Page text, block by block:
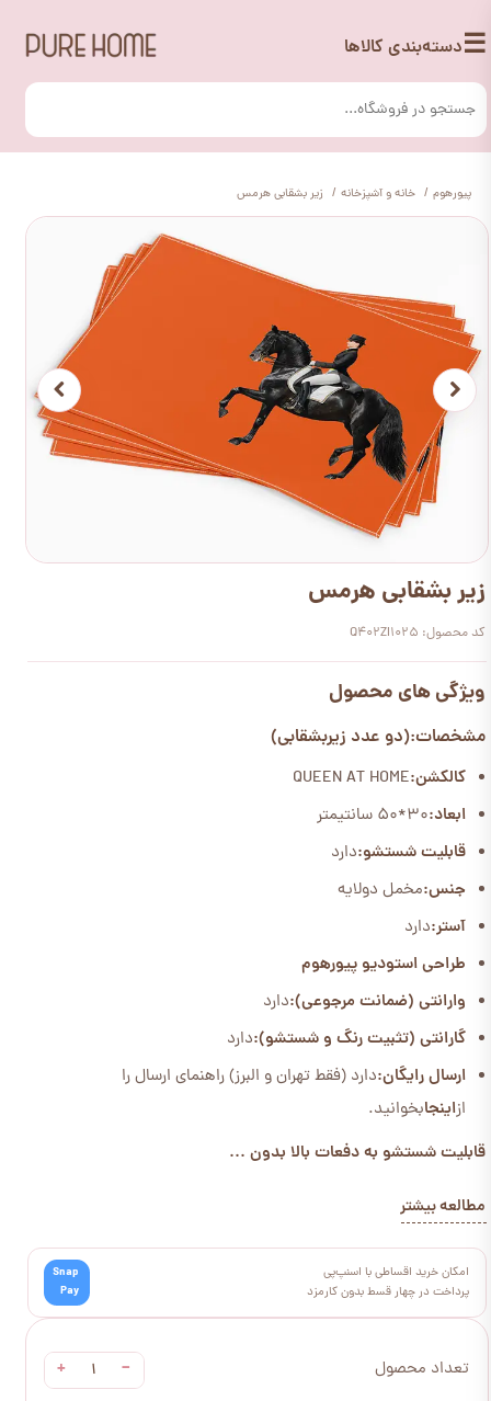
☰دسته‌بندی کالاها
پیورهوم خانه و آشپزخانه زیر بشقابی هرمس
تعداد محصول −
+
زیر بشقابی هرمس
کد محصول: Q402ZI1025
ویژگی های محصول
مشخصات:(دو عدد زیربشقابی)
کالکشن:QUEEN AT HOME
ابعاد:30*50 سانتیمتر
قابلیت شستشو:دارد
جنس:مخمل دولایه
آستر:دارد
طراحی استودیو پیورهوم
وارانتی (ضمانت مرجوعی):دارد
گارانتی (تثبیت رنگ و شستشو):دارد
ارسال رایگان:دارد (فقط تهران و البرز) راهنمای ارسال را
ازاینجابخوانید.
قابلیت شستشو به دفعات بالا بدون ...
مطالعه بیشتر
امکان خرید اقساطی با اسنپ‌پی
پرداخت در چهار قسط بدون کارمزد
Snap
Pay